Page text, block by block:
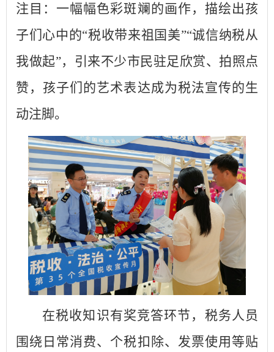
注目：一幅幅色彩斑斓的画作，描绘出孩
子们心中的“税收带来祖国美”“诚信纳税从
我做起”，引来不少市民驻足欣赏、拍照点
赞 ， 孩子们的艺术表达成为税法宣传的生
动注脚。
在税收知识有奖竞答环节，税务人员
围绕日常消费、个税扣除、发票使用等贴